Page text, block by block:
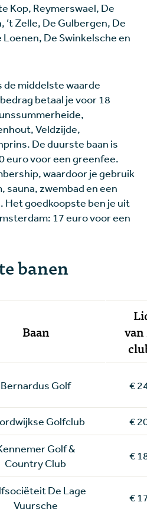
Kop, Reymerswael, De
Zelle, De Gulbergen, De
De Swinkelsche en
de middelste waarde
betaal je voor 18
Veldzijde,
De duurste baan is
euro voor een greenfee.
waardoor je gebruik
sauna, zwembad en een
Het goedkoopste ben je uit
17 euro voor een
banen
Baan
Bernardus Golf €
Golfclub €
Golf &
Country Club
€
De Lage
Vuursche
€